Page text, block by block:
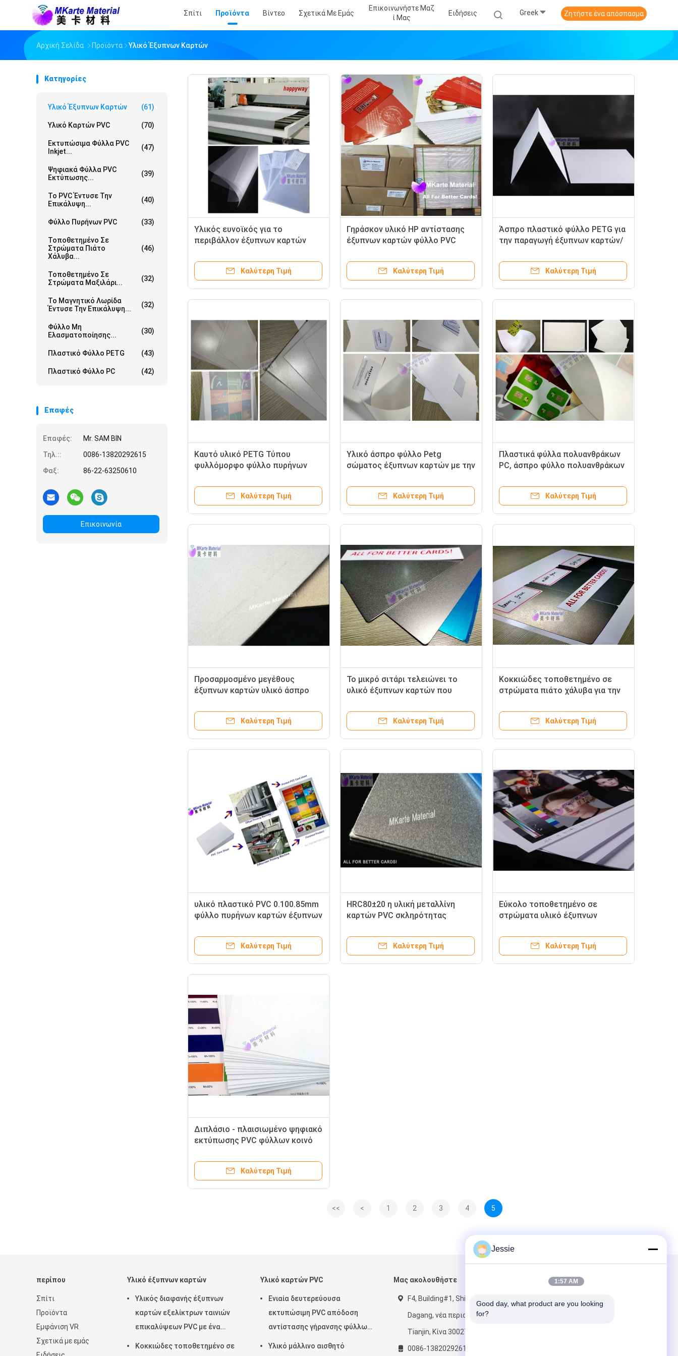
Σπίτι Προϊόντα Βίντεο Σχετικά Με Εμάς
Επικοινωνήστε Μαζ
Ί Μας
Ειδήσεις Greek Ζητήστε ένα απόσπασμα
Αρχική Σελίδα Προϊόντα Υλικό Έξυπνων Καρτών
Κατηγορίες
Υλικό Έξυπνων Καρτών (61)
Υλικό Καρτών PVC (70)
Εκτυπώσιμα Φύλλα PVC
Inkjet...
(47)
Ψηφιακά Φύλλα PVC
Εκτύπωσης...
(39)
Το PVC Έντυσε Την
Επικάλυψη...
(40)
Φύλλο Πυρήνων PVC (33)
Τοποθετημένο Σε
Στρώματα Πιάτο
Χάλυβα...
(46)
Τοποθετημένο Σε
Στρώματα Μαξιλάρι...
(32)
Το Μαγνητικό Λωρίδα
Έντυσε Την Επικάλυψη...
(32)
Φύλλο Μη
Ελασματοποίησης...
(30)
Πλαστικό Φύλλο PETG (43)
Πλαστικό Φύλλο PC (42)
Επαφές
Επαφές:
Mr. SAM BIN
Τηλ.::
0086-13820292615
Φαξ:
86-22-63250610
Επικοινωνία
Υλικός ευνοϊκός για το
περιβάλλον έξυπνων καρτών
παραγωγή καρτών PC
Καλύτερη Τιμή
Γηράσκον υλικό HP αντίστασης
έξυπνων καρτών φύλλο PVC
πλαισιωμένο ψηφιακό
Καλύτερη Τιμή
Άσπρο πλαστικό φύλλο PETG για
την παραγωγή έξυπνων καρτών/
Καλύτερη Τιμή
Καυτό υλικό PETG Τύπου
φυλλόμορφο φύλλο πυρήνων
πλαστικό
Καλύτερη Τιμή
Υλικό άσπρο φύλλο Petg
σώματος έξυπνων καρτών με την
Καλύτερη Τιμή
Πλαστικά φύλλα πολυανθράκων
PC, άσπρο φύλλο πολυανθράκων
κάρτας
Καλύτερη Τιμή
Προσαρμοσμένο μεγέθους
έξυπνων καρτών υλικό άσπρο
μαξιλάρι μαξιλαριών πυριτίου
λαστιχένιο
Καλύτερη Τιμή
Το μικρό σιτάρι τελειώνει το
υλικό έξυπνων καρτών που
ελασματοποίηση καρτών
Καλύτερη Τιμή
Κοκκιώδες τοποθετημένο σε
στρώματα πιάτο χάλυβα για την
καρτών εξατομίκευσης
Καλύτερη Τιμή
υλικό πλαστικό PVC 0.100.85mm
φύλλο πυρήνων καρτών έξυπνων
Καλύτερη Τιμή
HRC80±20 η υλική μεταλλίνη
καρτών PVC σκληρότητας
στρώματα πιάτο χάλυβα
Καλύτερη Τιμή
Εύκολο τοποθετημένο σε
στρώματα υλικό έξυπνων
PVC Inkjet
Καλύτερη Τιμή
Διπλάσιο - πλαισιωμένο ψηφιακό
εκτύπωσης PVC φύλλων κοινό
χρώματος βραδυνού άσπρο
Καλύτερη Τιμή
<< < 1 2 3 4 5
περίπου
Σπίτι
Προϊόντα
Εμφάνιση VR
Σχετικά με εμάς
Υλικό έξυπνων καρτών
Υλικός διαφανής έξυπνων
καρτών εξελίκτρων ταινιών
επικαλύψεων PVC με ένα
δευτερεύον επίστρωμα
Κοκκιώδες τοποθετημένο σε
Υλικό καρτών PVC
Ενιαία δευτερεύουσα
εκτυπώσιμη PVC απόδοση
αντίστασης γήρανσης φύλλων
ανώτερη
Υλικό μάλλινο αισθητό
Μας ακολουθήστε
F4, Building#1, Shijihuayuan,
Dagang, νέα περιοχή Binhai,
Tianjin, Κίνα 300270
0086-13820292615
Στείλτε μας μήνυμα
Jessie
1:57 AM
Good day, what product are you looking
for?